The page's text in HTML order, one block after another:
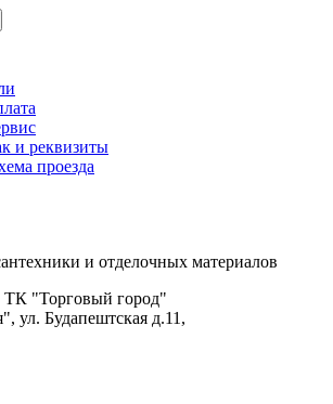
и реквизиты
проезда
и отделочных материалов
ТК "Торговый город"
ул. Будапештская д.11,